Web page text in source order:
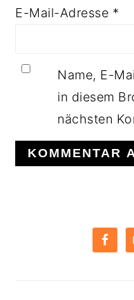
E-Mail-Adresse *
Name, E-
in diesem
nächsten
PRIMARY
SIDEBAR